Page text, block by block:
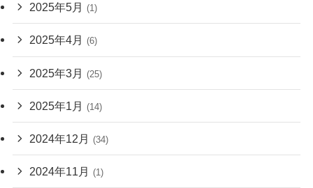
2025年5月 (1)
2025年4月 (6)
2025年3月 (25)
2025年1月 (14)
2024年12月 (34)
2024年11月 (1)